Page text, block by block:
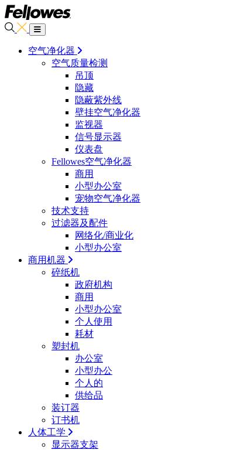
空气净化器
空气质量检测
吊顶
隐藏
隐蔽紫外线
壁挂空气净化器
监视器
信号显示器
仪表盘
Fellowes空气净化器
商用
小型办公室
宠物空气净化器
技术支持
过滤器及配件
网络化/商业化
小型办公室
商用机器
碎纸机
政府机构
商用
小型办公室
个人使用
耗材
塑封机
办公室
小型办公
个人的
供给品
装订器
订书机
人体工学
显示器支架